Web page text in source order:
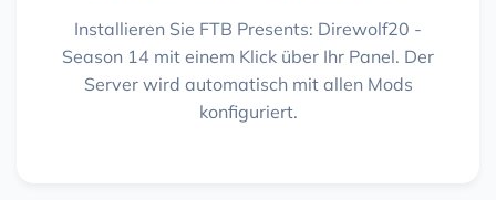
Installieren Sie FTB Presents: Direwolf20 -
Season 14 mit einem Klick über Ihr Panel. Der
Server wird automatisch mit allen Mods
konfiguriert.